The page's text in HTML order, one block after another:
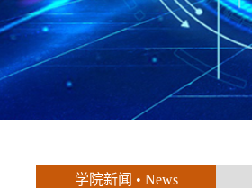
学院新闻 • News